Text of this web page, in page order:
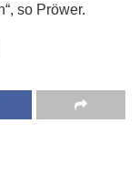
so Pröwer.